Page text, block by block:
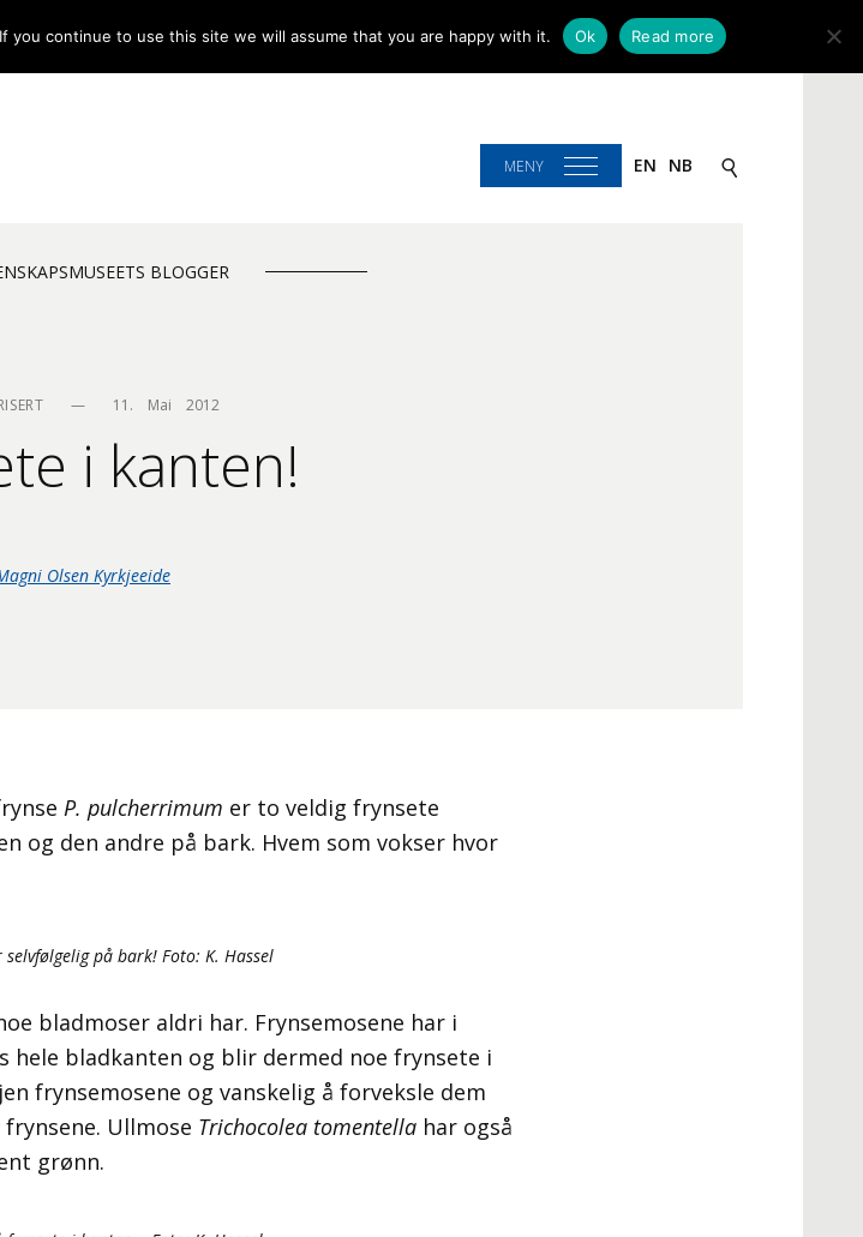
MENY EN NB
BLOGGER
— 11.    Mai    2012
i kanten!
Olsen Kyrkjeeide
P. pulcherrimum er to veldig frynsete
og den andre på bark. Hvem som vokser hvor
selvfølgelig på bark! Foto: K. Hassel
bladmoser aldri har. Frynsemosene har i
hele bladkanten og blir dermed noe frynsete i
frynsemosene og vanskelig å forveksle dem
Ullmose Trichocolea tomentella har også
grønn.
continue to use this site we will assume that you are happy with it. Ok Read more